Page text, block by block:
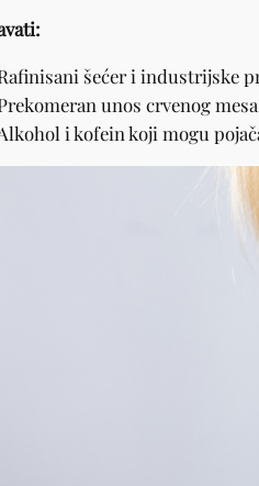
šećer i industrijske
unos crvenog
i kofein koji mogu